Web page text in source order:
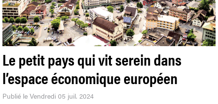
Le petit pays qui vit serein dans
l’espace économique européen
Publié le Vendredi 05 juil. 2024